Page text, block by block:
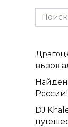
Search
for:
вызов
России!
DJ